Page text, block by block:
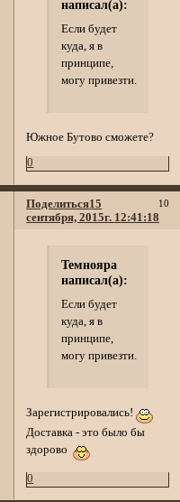
написал(а):
Если будет
куда, я в
принципе,
могу привезти.
Южное Бутово сможете?
0
Поделиться 10
15
сентября, 2015г. 12:41:18
Темнояра
написал(а):
Если будет
куда, я в
принципе,
могу привезти.
Зарегистрировались!
Доставка - это было бы
здорово
0